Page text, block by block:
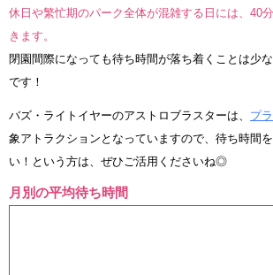
休日や繁忙期のパーク全体が混雑する日には、40
きます。
閉園間際になっても待ち時間が落ち着くことは少
です！
バズ・ライトイヤーのアストロブラスターは、 プ
象アトラクションとなっていますので、待ち時間
い！という方は、ぜひご活用くださいね◎
月別の平均待ち時間